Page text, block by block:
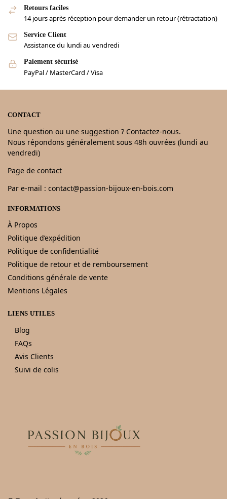
Retours faciles
14 jours après réception pour demander un retour (rétractation)
Service Client
Assistance du lundi au vendredi
Paiement sécurisé
PayPal / MasterCard / Visa
CONTACT
Une question ou une suggestion ? Contactez-nous.
Nous répondons généralement sous 48h ouvrées (lundi au
vendredi)
Page de contact
Par e-mail : contact@passion-bijoux-en-bois.com
INFORMATIONS
À Propos
Politique d’expédition
Politique de confidentialité
Politique de retour et de remboursement
Conditions générale de vente
Mentions Légales
LIENS UTILES
Blog
FAQs
Avis Clients
Suivi de colis